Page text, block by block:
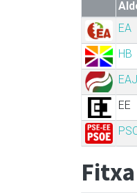
EA
HB
EAJ
EE
Fitxa